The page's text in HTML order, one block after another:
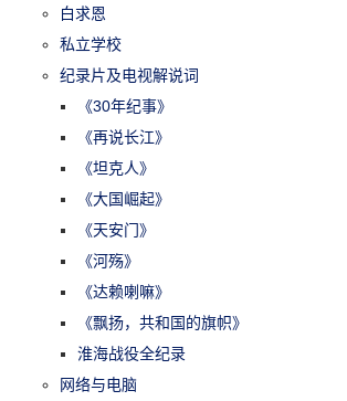
白求恩
私立学校
纪录片及电视解说词
《30年纪事》
《再说长江》
《坦克人》
《大国崛起》
《天安门》
《河殇》
《达赖喇嘛》
《飘扬，共和国的旗帜》
淮海战役全纪录
网络与电脑